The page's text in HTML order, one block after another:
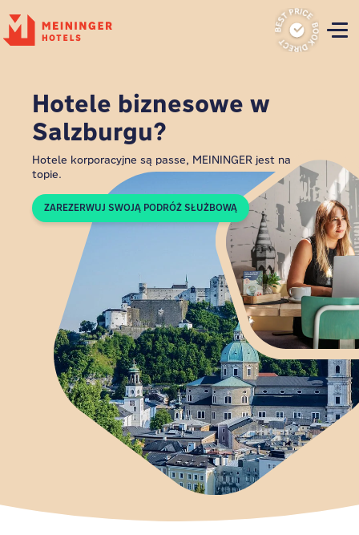
P
Hotele biznesowe w
Salzburgu?
Hotele korporacyjne są passe, MEININGER jest na
topie.
ZAREZERWUJ SWOJĄ PODRÓŻ SŁUŻBOWĄ